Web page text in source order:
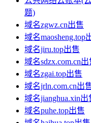
题)
域名zgwz.cn出售
域名maosheng.top
域名jiru.top出售
域名sdzx.com.cn出
域名zgai.top出售
域名jrln.com.cn出
域名jianghua.xin出
域名puhe.top出售